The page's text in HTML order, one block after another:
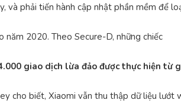
và phải tiến hành cập nhật phần mềm để
2020. Theo Secure-D, những chiếc
giao dịch lừa đảo được thực hiện từ
cho biết, Xiaomi vẫn thu thập dữ liệu lướt